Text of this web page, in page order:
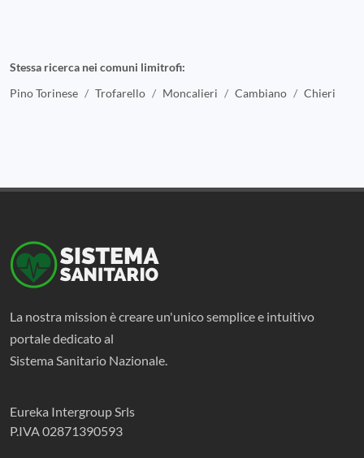
Stessa ricerca nei comuni limitrofi:
Pino Torinese
Trofarello Moncalieri Cambiano Chieri
La nostra mission è creare un'unico semplice e intuitivo
portale dedicato al
Sistema Sanitario Nazionale.
Eureka Intergroup Srls
P.IVA 02871390593